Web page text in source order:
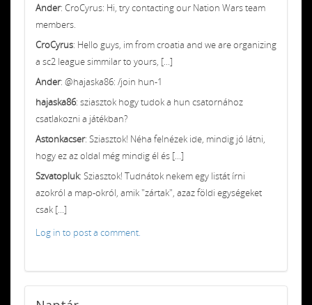
Ander: CroCyrus: Hi, try contacting our Nation Wars team
members.
CroCyrus: Hello guys, im from croatia and we are organizing
a sc2 league simmilar to yours, [...]
Ander: @hajaska86: /join hun-1
hajaska86: sziasztok hogy tudok a hun csatornához
csatlakozni a játékban?
Astonkacser: Sziasztok! Néha felnézek ide, mindig jó látni,
hogy ez az oldal még mindig él és [...]
Szvatopluk: Sziasztok! Tudnátok nekem egy listát írni
azokról a map-okról, amik "zártak", azaz földi egységeket
csak [...]
Log in to post a comment.